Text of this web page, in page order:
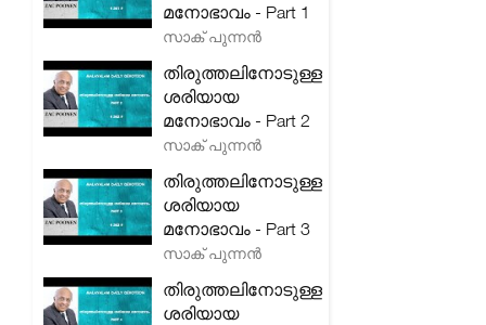
മനോഭാവം - Part 1
സാക് പുന്നൻ
തിരുത്തലിനോടുള്ള
ശരിയായ
മനോഭാവം - Part 2
സാക് പുന്നൻ
തിരുത്തലിനോടുള്ള
ശരിയായ
മനോഭാവം - Part 3
സാക് പുന്നൻ
തിരുത്തലിനോടുള്ള
ശരിയായ